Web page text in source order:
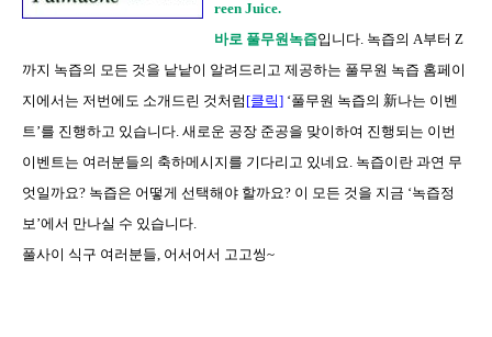
reen Juice.
바로 풀무원녹즙입니다. 녹즙의 A부터 Z
까지 녹즙의 모든 것을 낱낱이 알려드리고 제공하는 풀무원 녹즙 홈페이
지에서는 저번에도 소개드린 것처럼 [클릭] ‘풀무원 녹즙의 新나는 이벤
트’를 진행하고 있습니다. 새로운 공장 준공을 맞이하여 진행되는 이번
이벤트는 여러분들의 축하메시지를 기다리고 있네요. 녹즙이란 과연 무
엇일까요? 녹즙은 어떻게 선택해야 할까요? 이 모든 것을 지금 ‘녹즙정
보’에서 만나실 수 있습니다.
풀사이 식구 여러분들, 어서어서 고고씽~